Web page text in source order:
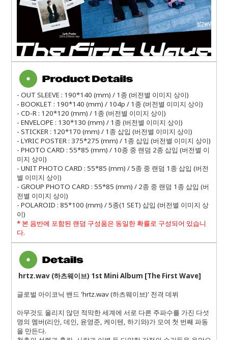
- OUT SLEEVE : 190*140 (mm) / 1종 (버전별 이미지 상이)
- BOOKLET : 190*140 (mm) / 104p / 1종 (버전별 이미지 상이)
- CD-R : 120*120 (mm) / 1종 (버전별 이미지 상이)
- ENVELOPE : 130*130 (mm) / 1종 (버전별 이미지 상이)
- STICKER : 120*170 (mm) / 1종 삽입 (버전별 이미지 상이)
- LYRIC POSTER : 375*275 (mm) / 1종 삽입 (버전별 이미지 상이)
- PHOTO CARD : 55*85 (mm) / 10종 중 랜덤 2종 삽입 (버전별 이
미지 상이)
- UNIT PHOTO CARD : 55*85 (mm) / 5종 중 랜덤 1종 삽입 (버전
별 이미지 상이)
- GROUP PHOTO CARD : 55*85 (mm) / 2종 중 랜덤 1종 삽입 (버
전별 이미지 상이)
- POLAROID : 85*100 (mm) / 5종(1 SET) 삽입 (버전별 이미지 상
이)
* 본 음반에 포함된 랜덤 구성품은 동일한 확률로 구성되어 있습니
다.
hrtz.wav (하츠웨이브) 1st Mini Album [The First Wave]
글로벌 아이코닉 밴드 'hrtz.wav (하츠웨이브)' 전격 데뷔
아무것도 울리지 않던 적막한 세계에 서로 다른 주파수를 가진 다섯
명의 멤버(리안, 데인, 윤영준, 케이텐, 하기와)가 모여 첫 번째 파동
을 만든다.